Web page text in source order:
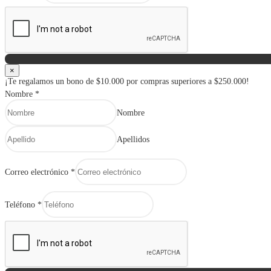
×
¡Te regalamos un bono de $10.000 por compras superiores a $250.000!
Nombre *
Nombre
Apellidos
Correo electrónico *
Teléfono *